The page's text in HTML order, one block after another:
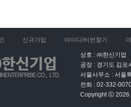
신규가입 아이디/비번찾기
상호 : ㈜한신기업
공장 : 경기도 김
서울사무소 : 서울
전화 : 02-332-
Copyright ⓒ 2026